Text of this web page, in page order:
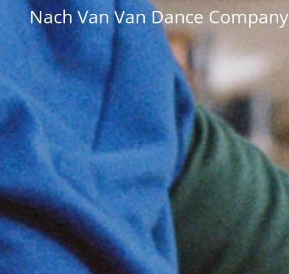
Nach Van Van Dance Company